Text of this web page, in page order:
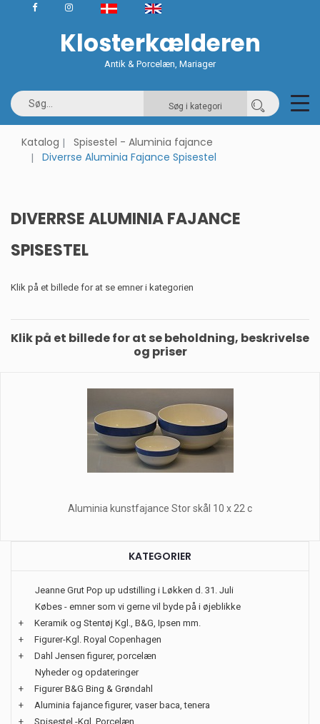
Klosterkælderen
Antik & Porcelæn, Mariager
Søg i kategori
Katalog
Spisestel - Aluminia fajance
Diverrse Aluminia Fajance Spisestel
DIVERRSE ALUMINIA FAJANCE
SPISESTEL
Klik på et billede for at se emner i kategorien
Klik på et billede for at se beholdning, beskrivelse
og priser
Aluminia kunstfajance Stor skål 10 x 22 c
KATEGORIER
Jeanne Grut Pop up udstilling i Løkken d. 31. Juli
Købes - emner som vi gerne vil byde på i øjeblikke
+
Keramik og Stentøj Kgl., B&G, Ipsen mm.
+
Figurer-Kgl. Royal Copenhagen
+
Dahl Jensen figurer, porcelæn
Nyheder og opdateringer
+
Figurer B&G Bing & Grøndahl
+
Aluminia fajance figurer, vaser baca, tenera
+
Spisestel -Kgl. Porcelæn